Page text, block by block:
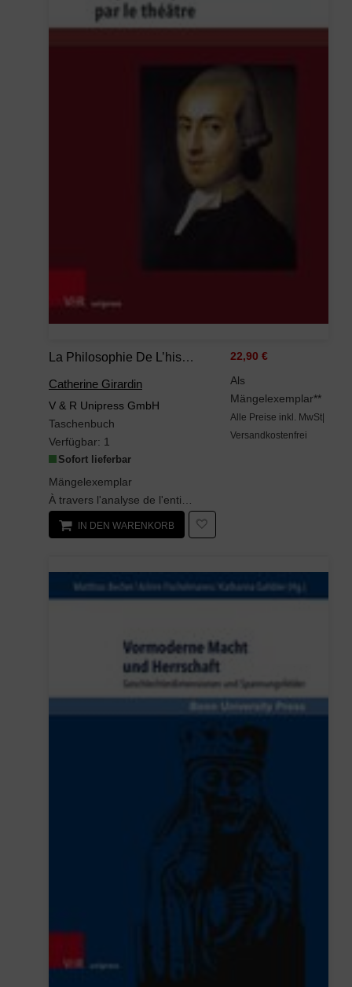
La Philosophie De L’histoire Par Le Théâtre: L’œuvre Dramatique De Johann Gottfried Herder (1764–1774): L’oeuvre Dramatique De Johann Gottfried Herder ... (Passages – Transitions – Intersections)
Catherine Girardin
V & R Unipress GmbH
Taschenbuch
Verfügbar: 1
Sofort lieferbar
Mängelexemplar
22,90 €
Als
Mängelexemplar**
Alle Preise inkl. MwSt|
Versandkostenfrei
IN DEN WARENKORB